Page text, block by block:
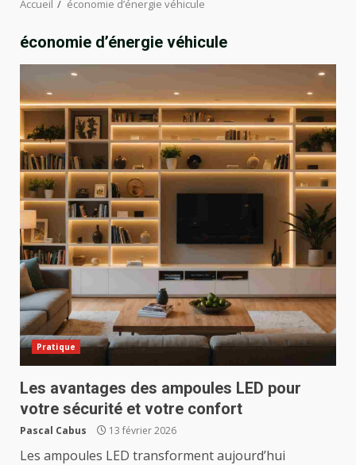
Accueil économie d’énergie véhicule
économie d’énergie véhicule
Pratique
Les avantages des ampoules LED pour
votre sécurité et votre confort
Pascal Cabus 13 février 2026
Les ampoules LED transforment aujourd’hui